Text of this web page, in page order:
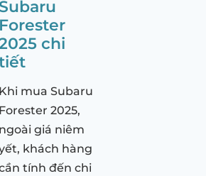
Subaru
Forester
chi
Khi mua Subaru
Forester 2025,
ngoài giá niêm
khách hàng
tính đến chi